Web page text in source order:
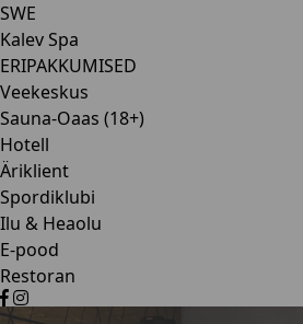
SWE
Kalev Spa
ERIPAKKUMISED
Veekeskus
Sauna-Oaas (18+)
Hotell
Äriklient
Spordiklubi
Ilu & Heaolu
E-pood
Restoran